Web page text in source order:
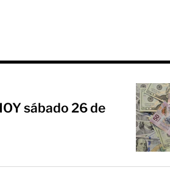
sábado 26 de